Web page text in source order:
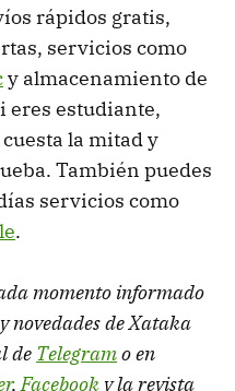
rápidos gratis,
servicios como
y almacenamiento de
eres estudiante,
cuesta la mitad y
También puedes
servicios como
.
momento informado
novedades de Xataka
de Telegramo en
,Facebook y la revista